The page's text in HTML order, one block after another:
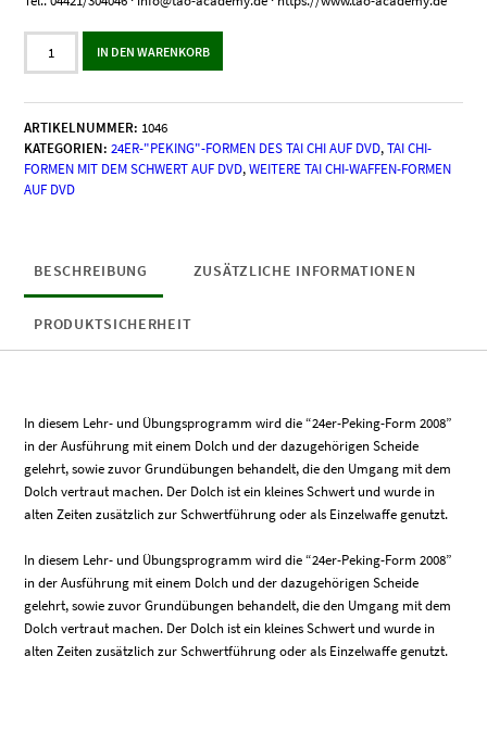
"24er-
Peking-
2008"
mit
Dolch
&
Scheide
IN DEN WARENKORB
ARTIKELNUMMER: 1046
KATEGORIEN: 24ER-"PEKING"-FORMEN DES TAI CHI AUF DVD,TAI CHI-
FORMEN MIT DEM SCHWERT AUF DVD,WEITERE TAI CHI-WAFFEN-FORMEN
AUF DVD
BESCHREIBUNG ZUSÄTZLICHE INFORMATIONEN
PRODUKTSICHERHEIT
In diesem Lehr- und Übungsprogramm wird die “24er-Peking-Form 2008”
in der Ausführung mit einem Dolch und der dazugehörigen Scheide
gelehrt, sowie zuvor Grundübungen behandelt, die den Umgang mit dem
Dolch vertraut machen. Der Dolch ist ein kleines Schwert und wurde in
alten Zeiten zusätzlich zur Schwertführung oder als Einzelwaffe genutzt.
In diesem Lehr- und Übungsprogramm wird die “24er-Peking-Form 2008”
in der Ausführung mit einem Dolch und der dazugehörigen Scheide
gelehrt, sowie zuvor Grundübungen behandelt, die den Umgang mit dem
Dolch vertraut machen. Der Dolch ist ein kleines Schwert und wurde in
alten Zeiten zusätzlich zur Schwertführung oder als Einzelwaffe genutzt.